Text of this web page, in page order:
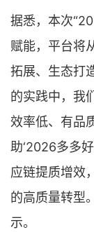
据悉，本次
赋能，平台将
拓展、生态打
的实践中，我
效率低、有品
助‘2026多多
应链提质增效
的高质量转型
示。